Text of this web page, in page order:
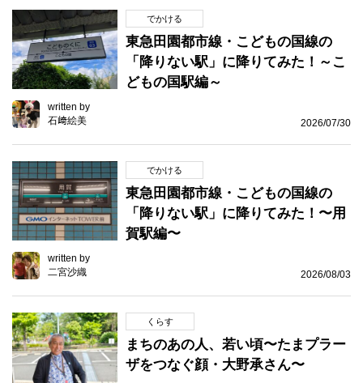
でかける
東急田園都市線・こどもの国線の
「降りない駅」に降りてみた！～こ
どもの国駅編～
written by
石﨑絵美
2026/07/30
でかける
東急田園都市線・こどもの国線の
「降りない駅」に降りてみた！〜用
賀駅編〜
written by
二宮沙織
2026/08/03
くらす
まちのあの人、若い頃〜たまプラー
ザをつなぐ顔・大野承さん〜